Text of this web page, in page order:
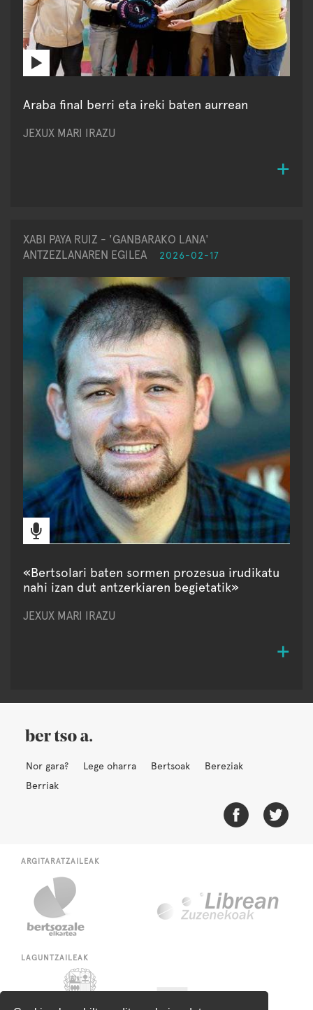
Araba final berri eta ireki baten aurrean
JEXUX MARI IRAZU
XABI PAYA RUIZ - 'GANBARAKO LANA'
ANTZEZLANAREN EGILEA
2026-02-17
«Bertsolari baten sormen prozesua irudikatu
nahi izan dut antzerkiaren begietatik»
JEXUX MARI IRAZU
Nor gara? Lege oharra Bertsoak
Bereziak
Berriak
ARGITARATZAILEAK
LAGUNTZAILEAK